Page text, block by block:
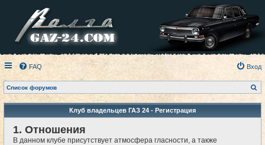
FAQ Вход
Список форумов
о
с
Клуб владельцев ГАЗ 24 - Регистрация
1. Отношения
В данном клубе присутствует атмосфера гласности, а также